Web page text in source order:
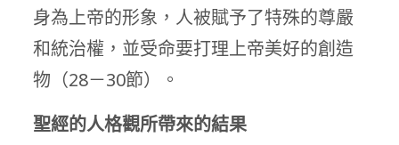
身為上帝的形象，人被賦予了特殊的尊嚴
和統治權，並受命要打理上帝美好的創造
物（28－30節）。
聖經的人格觀所帶來的結果